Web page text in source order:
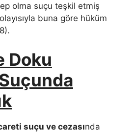
olma suçu teşkil etmiş
buna göre hüküm
Doku
suçu ve cezasında